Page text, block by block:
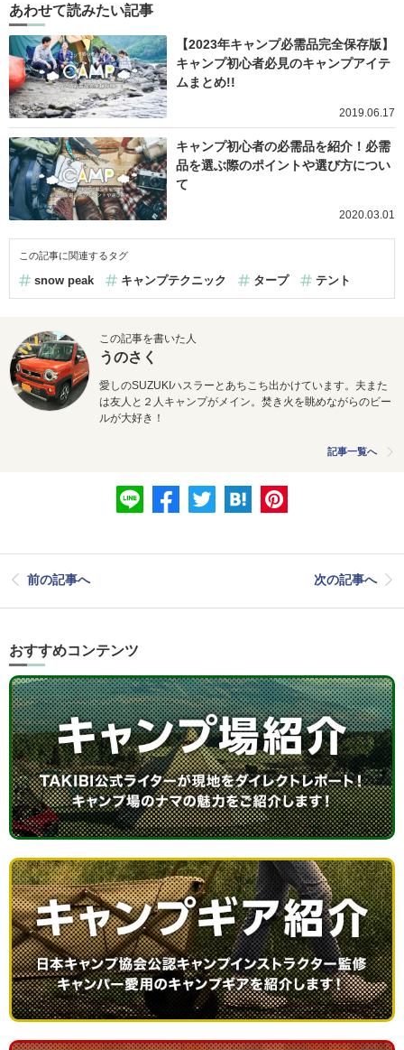
あわせて読みたい記事
【2023年キャンプ必需品完全保存版】
キャンプ初心者必見のキャンプアイテ
ムまとめ!!
2019.06.17
キャンプ初心者の必需品を紹介！必需
品を選ぶ際のポイントや選び方につい
て
2020.03.01
この記事に関連するタグ
snow peak キャンプテクニック タープ テント
この記事を書いた人
うのさく
愛しのSUZUKI ハスラーとあちこち出かけています。 夫また
は友人と２ 人キャンプがメイン。 焚き火を眺めながらのビー
ルが大好き ！
記事一覧へ
前の記事へ 次の記事へ
おすすめコンテンツ